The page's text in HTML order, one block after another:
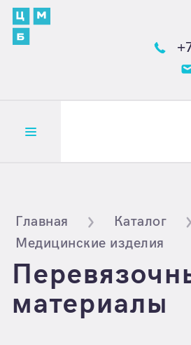
Открыть меню
Главная
Каталог
Медицинские изделия
материалы